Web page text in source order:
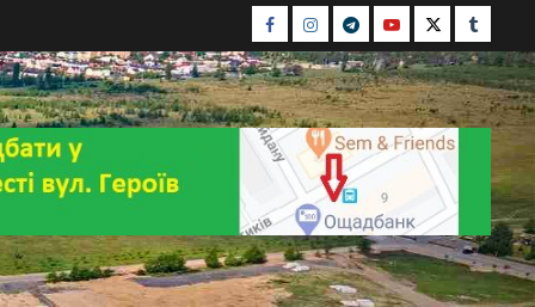
Facebook
Instagram
TelegramYoutubeTwitterTumblr